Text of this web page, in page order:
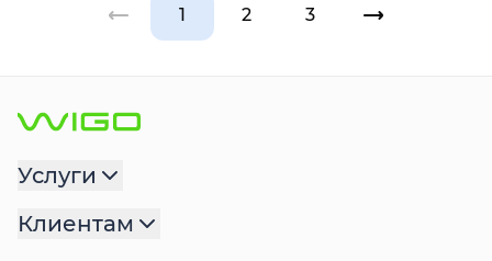
1 2 3
Услуги
Клиентам